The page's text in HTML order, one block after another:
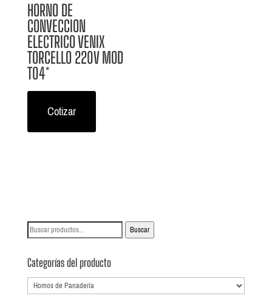
HORNO DE
CONVECCION
ELECTRICO VENIX
TORCELLO 220V MOD
T04*
Cotizar
Buscar
Buscar
Categorías del producto